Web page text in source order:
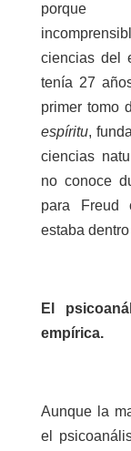
porque
ciencias del
tenía 27
primer tomo
espíritu,
ciencias
no conoce
para Freud
estaba
El
empírica.
Aunque la
el